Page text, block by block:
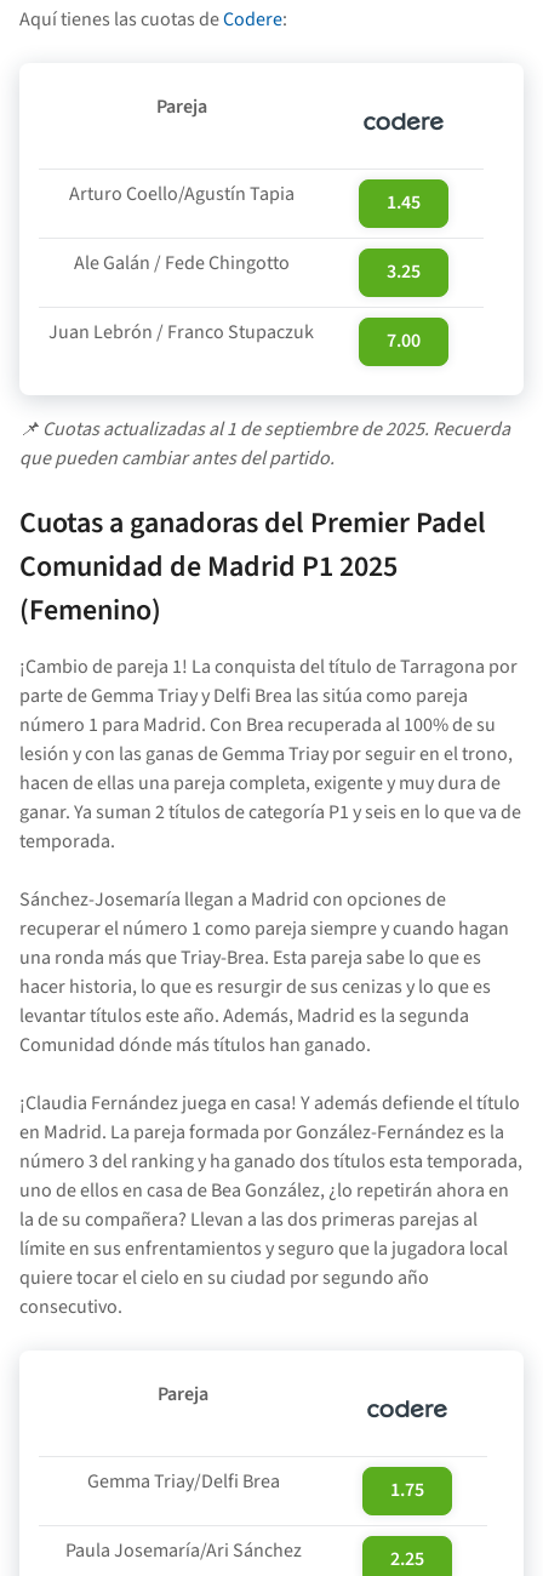
Aquí tienes las cuotas deCodere:
Pareja
Arturo Coello/Agustín Tapia 1.45
Ale Galán / Fede Chingotto 3.25
Juan Lebrón / Franco Stupaczuk 7.00
📌 Cuotas actualizadas al 1 de septiembre de 2025. Recuerda
que pueden cambiar antes del partido.
Cuotas a ganadoras del Premier Padel
Comunidad de Madrid P1 2025
(Femenino)
¡Cambio de pareja 1! La conquista del título de Tarragona por
parte de Gemma Triay y Delfi Brea las sitúa como pareja
número 1 para Madrid. Con Brea recuperada al 100% de su
lesión y con las ganas de Gemma Triay por seguir en el trono,
hacen de ellas una pareja completa, exigente y muy dura de
ganar. Ya suman 2 títulos de categoría P1 y seis en lo que va de
temporada.
Sánchez-Josemaría llegan a Madrid con opciones de
recuperar el número 1 como pareja siempre y cuando hagan
una ronda más que Triay-Brea. Esta pareja sabe lo que es
hacer historia, lo que es resurgir de sus cenizas y lo que es
levantar títulos este año. Además, Madrid es la segunda
Comunidad dónde más títulos han ganado.
¡Claudia Fernández juega en casa! Y además defiende el título
en Madrid. La pareja formada por González-Fernández es la
número 3 del ranking y ha ganado dos títulos esta temporada,
uno de ellos en casa de Bea González, ¿lo repetirán ahora en
la de su compañera? Llevan a las dos primeras parejas al
límite en sus enfrentamientos y seguro que la jugadora local
quiere tocar el cielo en su ciudad por segundo año
consecutivo.
Pareja
Gemma Triay/Delfi Brea 1.75
Paula Josemaría/Ari Sánchez 2.25